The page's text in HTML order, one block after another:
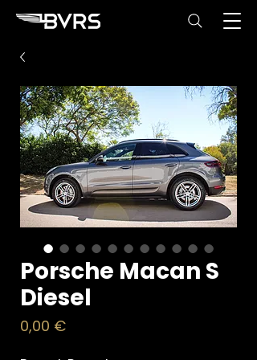
Porsche Macan S
Diesel
0,00 €Price